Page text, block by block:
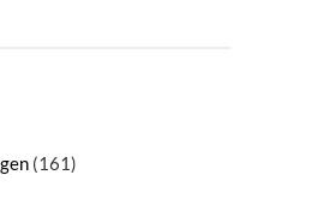
(161)